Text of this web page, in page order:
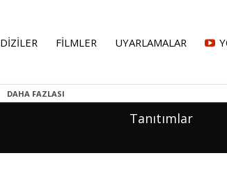
DİZİLER FİLMLER UYARLAMALAR
DAHA FAZLASI
Tanıtımlar